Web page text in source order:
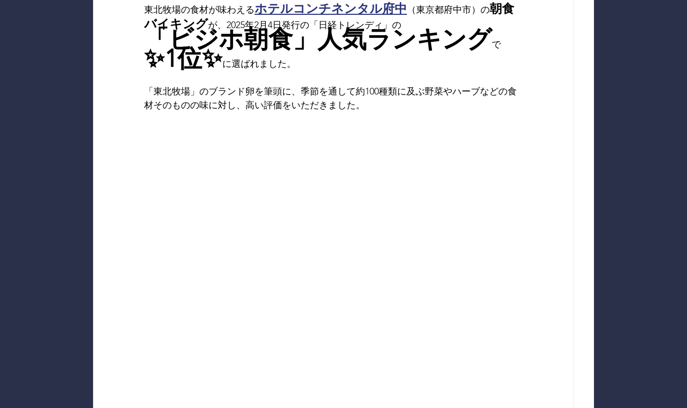
東北牧場の食材が味わえるホテルコンチネンタル府中 （東京都府中市）の朝食
バイキングが、2025年2月4日発行の「日経トレンディ」の
「ビジホ朝食」人気ランキングで
✨1位✨に選ばれました。
「東北牧場」のブランド卵を筆頭に、季節を通して約100種類に及ぶ野菜やハーブなどの食
材そのものの味に対し、高い評価をいただきました。